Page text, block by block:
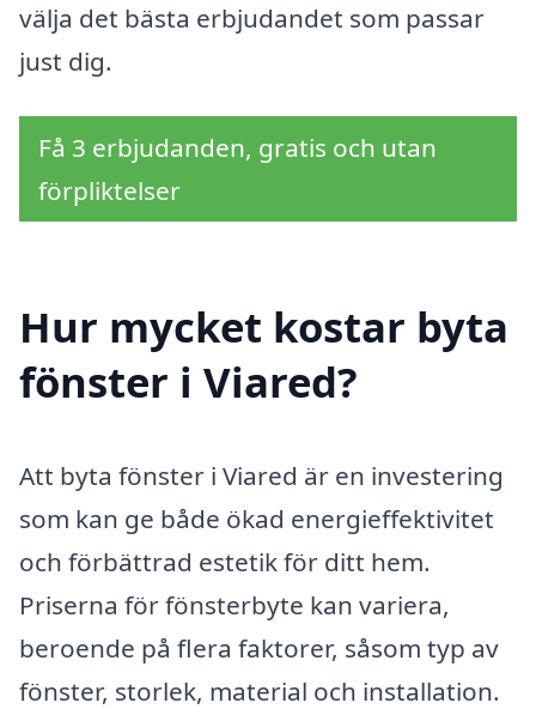
välja det bästa erbjudandet som passar
just dig.
Få 3 erbjudanden, gratis och utan
förpliktelser
Hur mycket kostar byta
fönster i Viared?
Att byta fönster i Viared är en investering
som kan ge både ökad energi­effektivitet
och förbättrad estetik för ditt hem.
Priserna för fönsterbyte kan variera,
beroende på flera faktorer, såsom typ av
fönster, storlek, material och installation.